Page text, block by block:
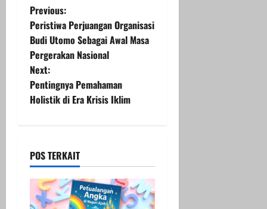
P
o
s
t
v
Previous:
Peristiwa Perjuangan Organisasi
Budi Utomo Sebagai Awal Masa
Pergerakan Nasional
Next:
Pentingnya Pemahaman
Holistik di Era Krisis Iklim
POS TERKAIT